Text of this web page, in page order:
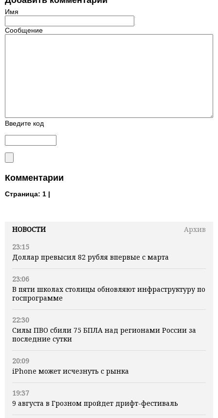
НОВОСТИ
Архив
23:15
Доллар превысил 82 рубля впервые с марта
23:06
В пяти школах столицы обновляют инфраструктуру по
госпрограмме
22:30
Силы ПВО сбили 75 БПЛА над регионами России за
последние сутки
20:09
iPhone может исчезнуть с рынка
19:37
9 августа в Грозном пройдет дрифт-фестиваль
Имя
Сообщение
Введите код
Комментарии
Страница: 1 |